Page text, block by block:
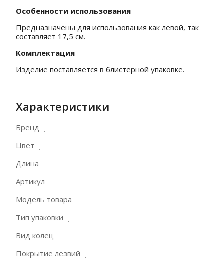
Особенности использования
Предназначены для использования как левой,
составляет 17,5 см.
Комплектация
Изделие поставляется в блистерной упаковке.
Характеристики
Бренд
Цвет
Длина
Артикул
Модель товара
Тип упаковки
Вид колец
Покрытие лезвий